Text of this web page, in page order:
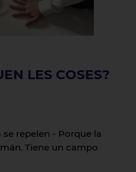
LES COSES?
se repelen - Porque la
Tiene un campo